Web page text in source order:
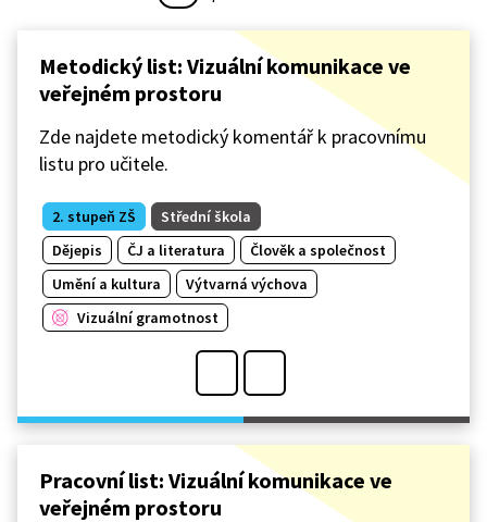
Metodický list: Vizuální komunikace ve
veřejném prostoru
Zde najdete metodický komentář k pracovnímu
listu pro učitele.
2. stupeň ZŠ
Střední škola
Dějepis
ČJ a literatura
Člověk a společnost
Umění a kultura
Výtvarná výchova
Vizuální gramotnost
Pracovní list: Vizuální komunikace ve
veřejném prostoru